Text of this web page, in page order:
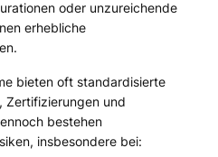
oder unzureichende
erhebliche
bieten oft standardisierte
Zertifizierungen und
bestehen
insbesondere bei: